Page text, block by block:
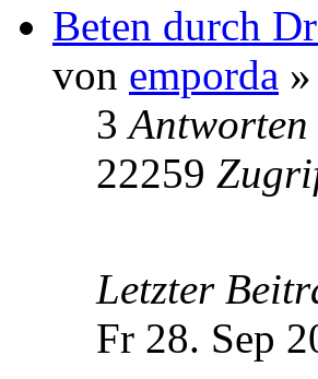
Beten durch
von emporda
3Antworten
22259
Letzter
Fr 28. Sep